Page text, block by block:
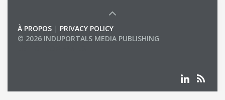
À PROPOS | PRIVACY POLICY
© 2026 INDUPORTALS MEDIA PUBLISHING